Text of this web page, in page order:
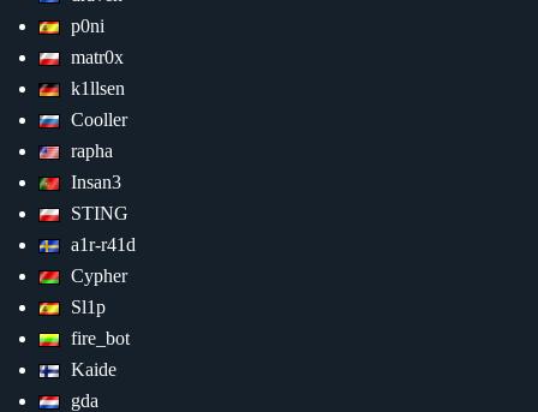
p0ni
matr0x
k1llsen
Cooller
rapha
Insan3
STING
a1r-r41d
Cypher
Sl1p
fire_bot
Kaide
gda